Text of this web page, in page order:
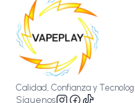
Calidad, Confianza y
Síguenos